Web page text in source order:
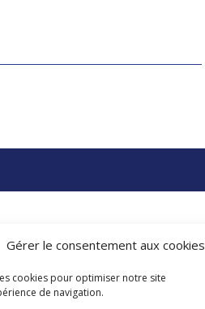
Gérer le consentement aux cookies
cookies pour optimiser notre site
de navigation.